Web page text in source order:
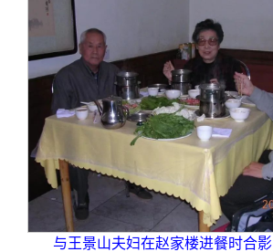
与王景山夫妇在赵家楼进餐时合影